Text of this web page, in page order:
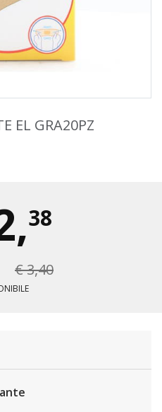
EL GRA20PZ
38
€ 3,40